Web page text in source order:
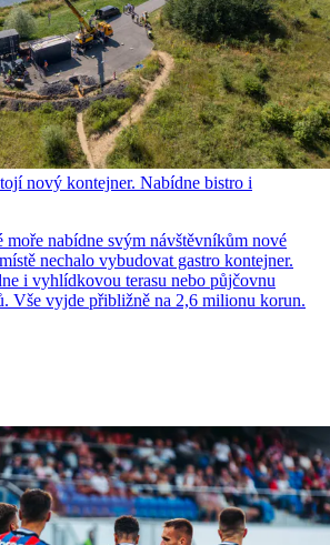
nový kontejner. Nabídne bistro i
nabídne svým návštěvníkům nové
nechalo vybudovat gastro kontejner.
i vyhlídkovou terasu nebo půjčovnu
Vše vyjde přibližně na 2,6 milionu korun.